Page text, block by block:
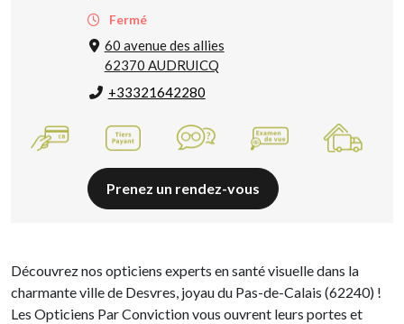
Fermé
60 avenue des allies
62370 AUDRUICQ
+33321642280
Prenez un rendez-vous
Découvrez nos opticiens experts en santé visuelle dans la
charmante ville de Desvres, joyau du Pas-de-Calais (62240) !
Les Opticiens Par Conviction vous ouvrent leurs portes et